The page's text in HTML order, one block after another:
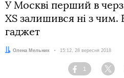
У Москві перший в
XS залишився ні з чим.
гаджет
Автор:
Олена Мельник Дата:
15:12, 28 вересня 2018
Facebook
1